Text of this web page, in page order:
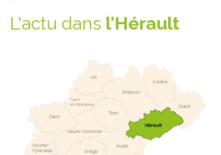
L'actu dans l'Hérault